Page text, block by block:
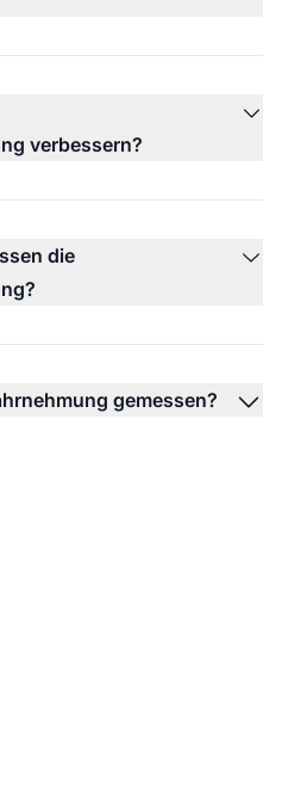
verbessern?
die
gemessen?